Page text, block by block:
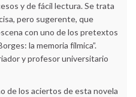
y de fácil lectura. Se trata
pero sugerente, que
con uno de los pretextos
la memoria fílmica”.
y profesor universitario
de los aciertos de esta novela